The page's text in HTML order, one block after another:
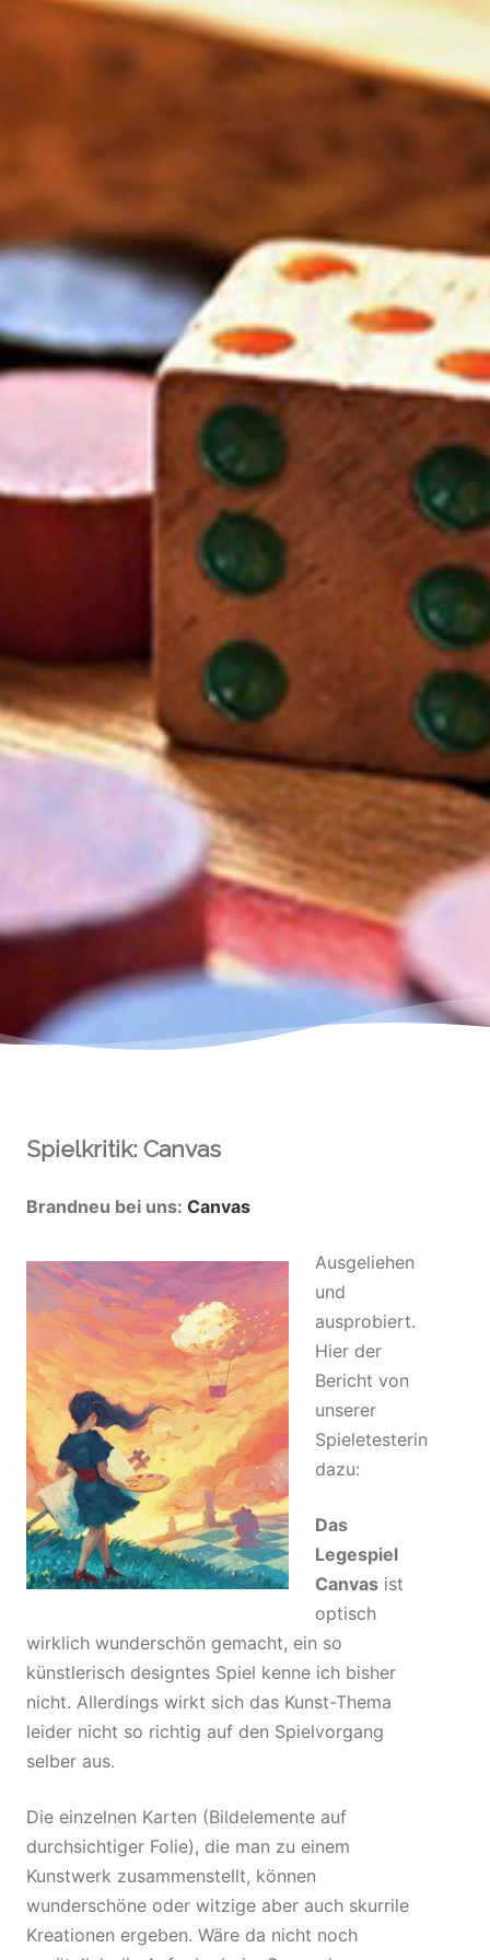
Spielkritik: Canvas
Brandneu bei uns: Canvas
Ausgeliehen
und
ausprobiert.
Hier der
Bericht von
unserer
Spieletesterin
dazu:
Das
Legespiel
Canvas ist
optisch
wirklich wunderschön gemacht, ein so
künstlerisch designtes Spiel kenne ich bisher
nicht. Allerdings wirkt sich das Kunst-Thema
leider nicht so richtig auf den Spielvorgang
selber aus.
Die einzelnen Karten (Bildelemente auf
durchsichtiger Folie), die man zu einem
Kunstwerk zusammenstellt, können
wunderschöne oder witzige aber auch skurrile
Kreationen ergeben. Wäre da nicht noch